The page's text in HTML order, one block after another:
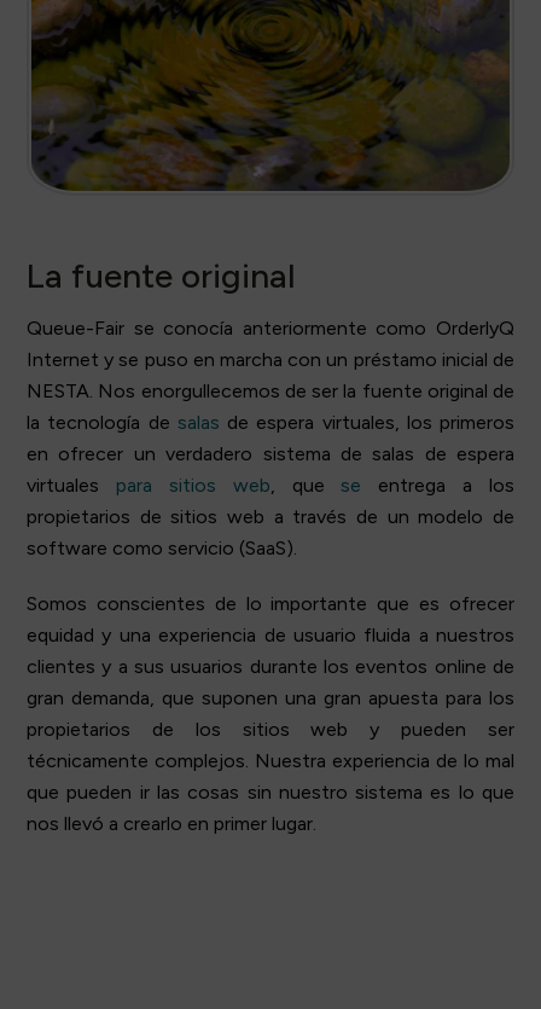
La fuente original
Queue-Fair se conocía anteriormente como OrderlyQ
Internet y se puso en marcha con un préstamo inicial de
NESTA. Nos enorgullecemos de ser la fuente original de
la tecnología de salas de espera virtuales, los primeros
en ofrecer un verdadero sistema de salas de espera
virtuales para sitios web, quese entrega a los
propietarios de sitios web a través de un modelo de
software como servicio (SaaS).
Somos conscientes de lo importante que es ofrecer
equidad y una experiencia de usuario fluida a nuestros
clientes y a sus usuarios durante los eventos online de
gran demanda, que suponen una gran apuesta para los
propietarios de los sitios web y pueden ser
técnicamente complejos. Nuestra experiencia de lo mal
que pueden ir las cosas sin nuestro sistema es lo que
nos llevó a crearlo en primer lugar.